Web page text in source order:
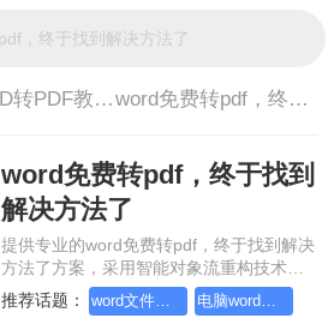
WORD转PDF教程> word免费转pdf，终于找到解决方法了
word免费转pdf，终于找到
解决方法了
提供专业的word免费转pdf，终于找到解决
方法了方案，采用智能对象流重构技术，
确保文档1:1高保真还原且排版不乱码。支
持一键批量处理，全链路 SSL 加密保障隐
推荐话题： word文件转pdf，简单高效的转换方法